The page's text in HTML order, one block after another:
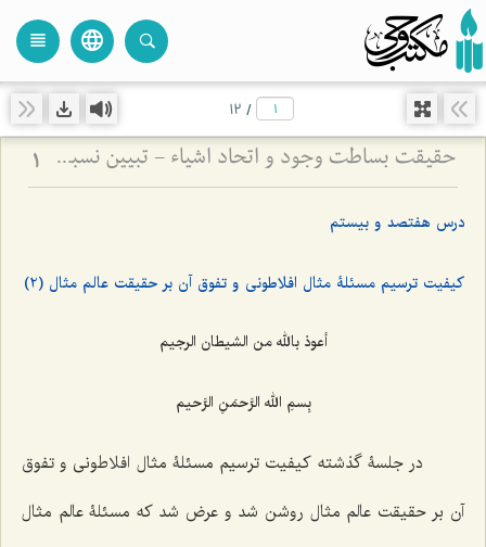
language
view_headline
/
12
حقیقت بساطت وجود و اتحاد اشیاء - تبیین نسبت میان قیود ماهوی و وحدت حقیقت هستی 1
درس هفتصد و بیستم
کیفیت ترسیم مسئلۀ مثال افلاطونى و تفوق آن بر حقیقت عالم مثال (2)
أعوذ بالله من الشیطان الرجیم
بِسمِ الله الرَّحمَنِ الرَّحیم
در جلسۀ گذشته کیفیت ترسیم مسئلۀ مثال افلاطونى و تفوق
آن بر حقیقت عالم مثال روشن شد و عرض شد که مسئلۀ عالم مثال